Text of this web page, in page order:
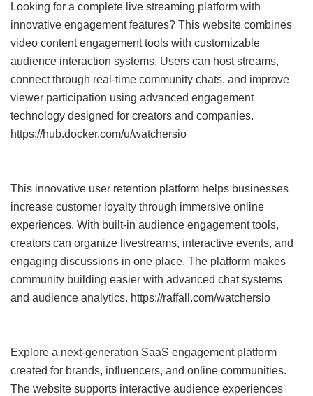
Looking for a complete live streaming platform with
innovative engagement features? This website combines
video content engagement tools with customizable
audience interaction systems. Users can host streams,
connect through real-time community chats, and improve
viewer participation using advanced engagement
technology designed for creators and companies.
https://hub.docker.com/u/watchersio
This innovative user retention platform helps businesses
increase customer loyalty through immersive online
experiences. With built-in audience engagement tools,
creators can organize livestreams, interactive events, and
engaging discussions in one place. The platform makes
community building easier with advanced chat systems
and audience analytics. https://raffall.com/watchersio
Explore a next-generation SaaS engagement platform
created for brands, influencers, and online communities.
The website supports interactive audience experiences